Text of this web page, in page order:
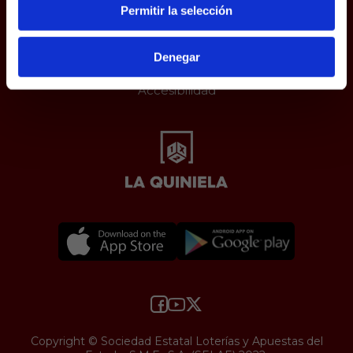
Permitir la selección
Denegar
Juego responsable
Política de Cookies
Protección de datos
Accesibilidad
Copyright © Sociedad Estatal Loterías y Apuestas del